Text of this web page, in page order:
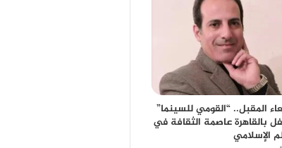
المقبل.. “القومي للسينما”
بالقاهرة عاصمة الثقافة في
الإسلامي